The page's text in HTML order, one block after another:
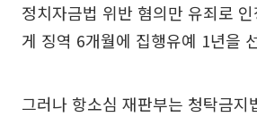
정치자금법 위반 혐의만 유죄로
게 징역 6개월에 집행유예 1년을
그러나 항소심 재판부는 청탁금지